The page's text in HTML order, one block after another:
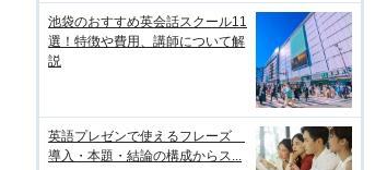
池袋のおすすめ英会話スクール11
選！特徴や費用、講師について解
説
英語プレゼンで使えるフレーズ
導入・本題・結論の構成からス...